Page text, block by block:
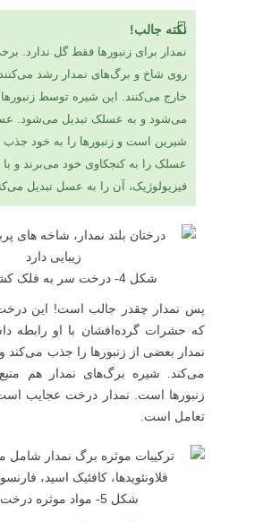
نکته جالب!
نمدار برای زنبورها فقط گل ندارد.
روی شاخ و برگ‌های نمدار رشد می‌کنند
خارج می‌کنند. این شیره توسط
می‌شود و به عسلک تبدیل می‌شود.
شیرین است و زنبورها را به خود جذب
عسلک را به کنجکاوی خود می‌برند و با
فیزیولوژیک، آن را به عسل تبدیل
شکل 4- درخت سر به فلک کشیده نمدار
پس نمدار چقدر جالب است! این
که حشرات گرده‌افشان با او رابطه
نمدار بعضی از زنبورها را جذب می‌کند
می‌کند. شیره برگ‌های نمدار هم
زنبورها است. نمدار درخت عجایب
تعامل است.
شکل 5- مواد موثره درخت نمدار